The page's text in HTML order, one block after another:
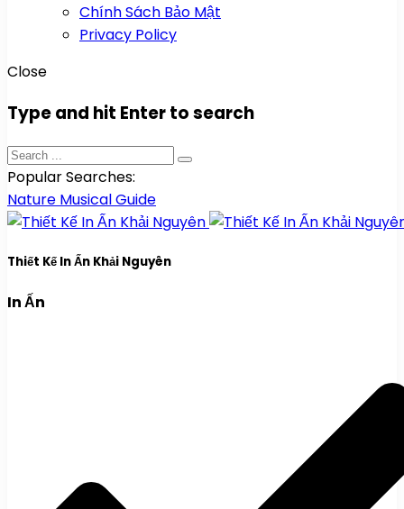
Chính Sách Bảo Mật
Privacy Policy
Close
Type and hit Enter to search
Popular Searches:
Nature MusicalGuide
Thiết Kế In Ấn Khải Nguyên
In Ấn